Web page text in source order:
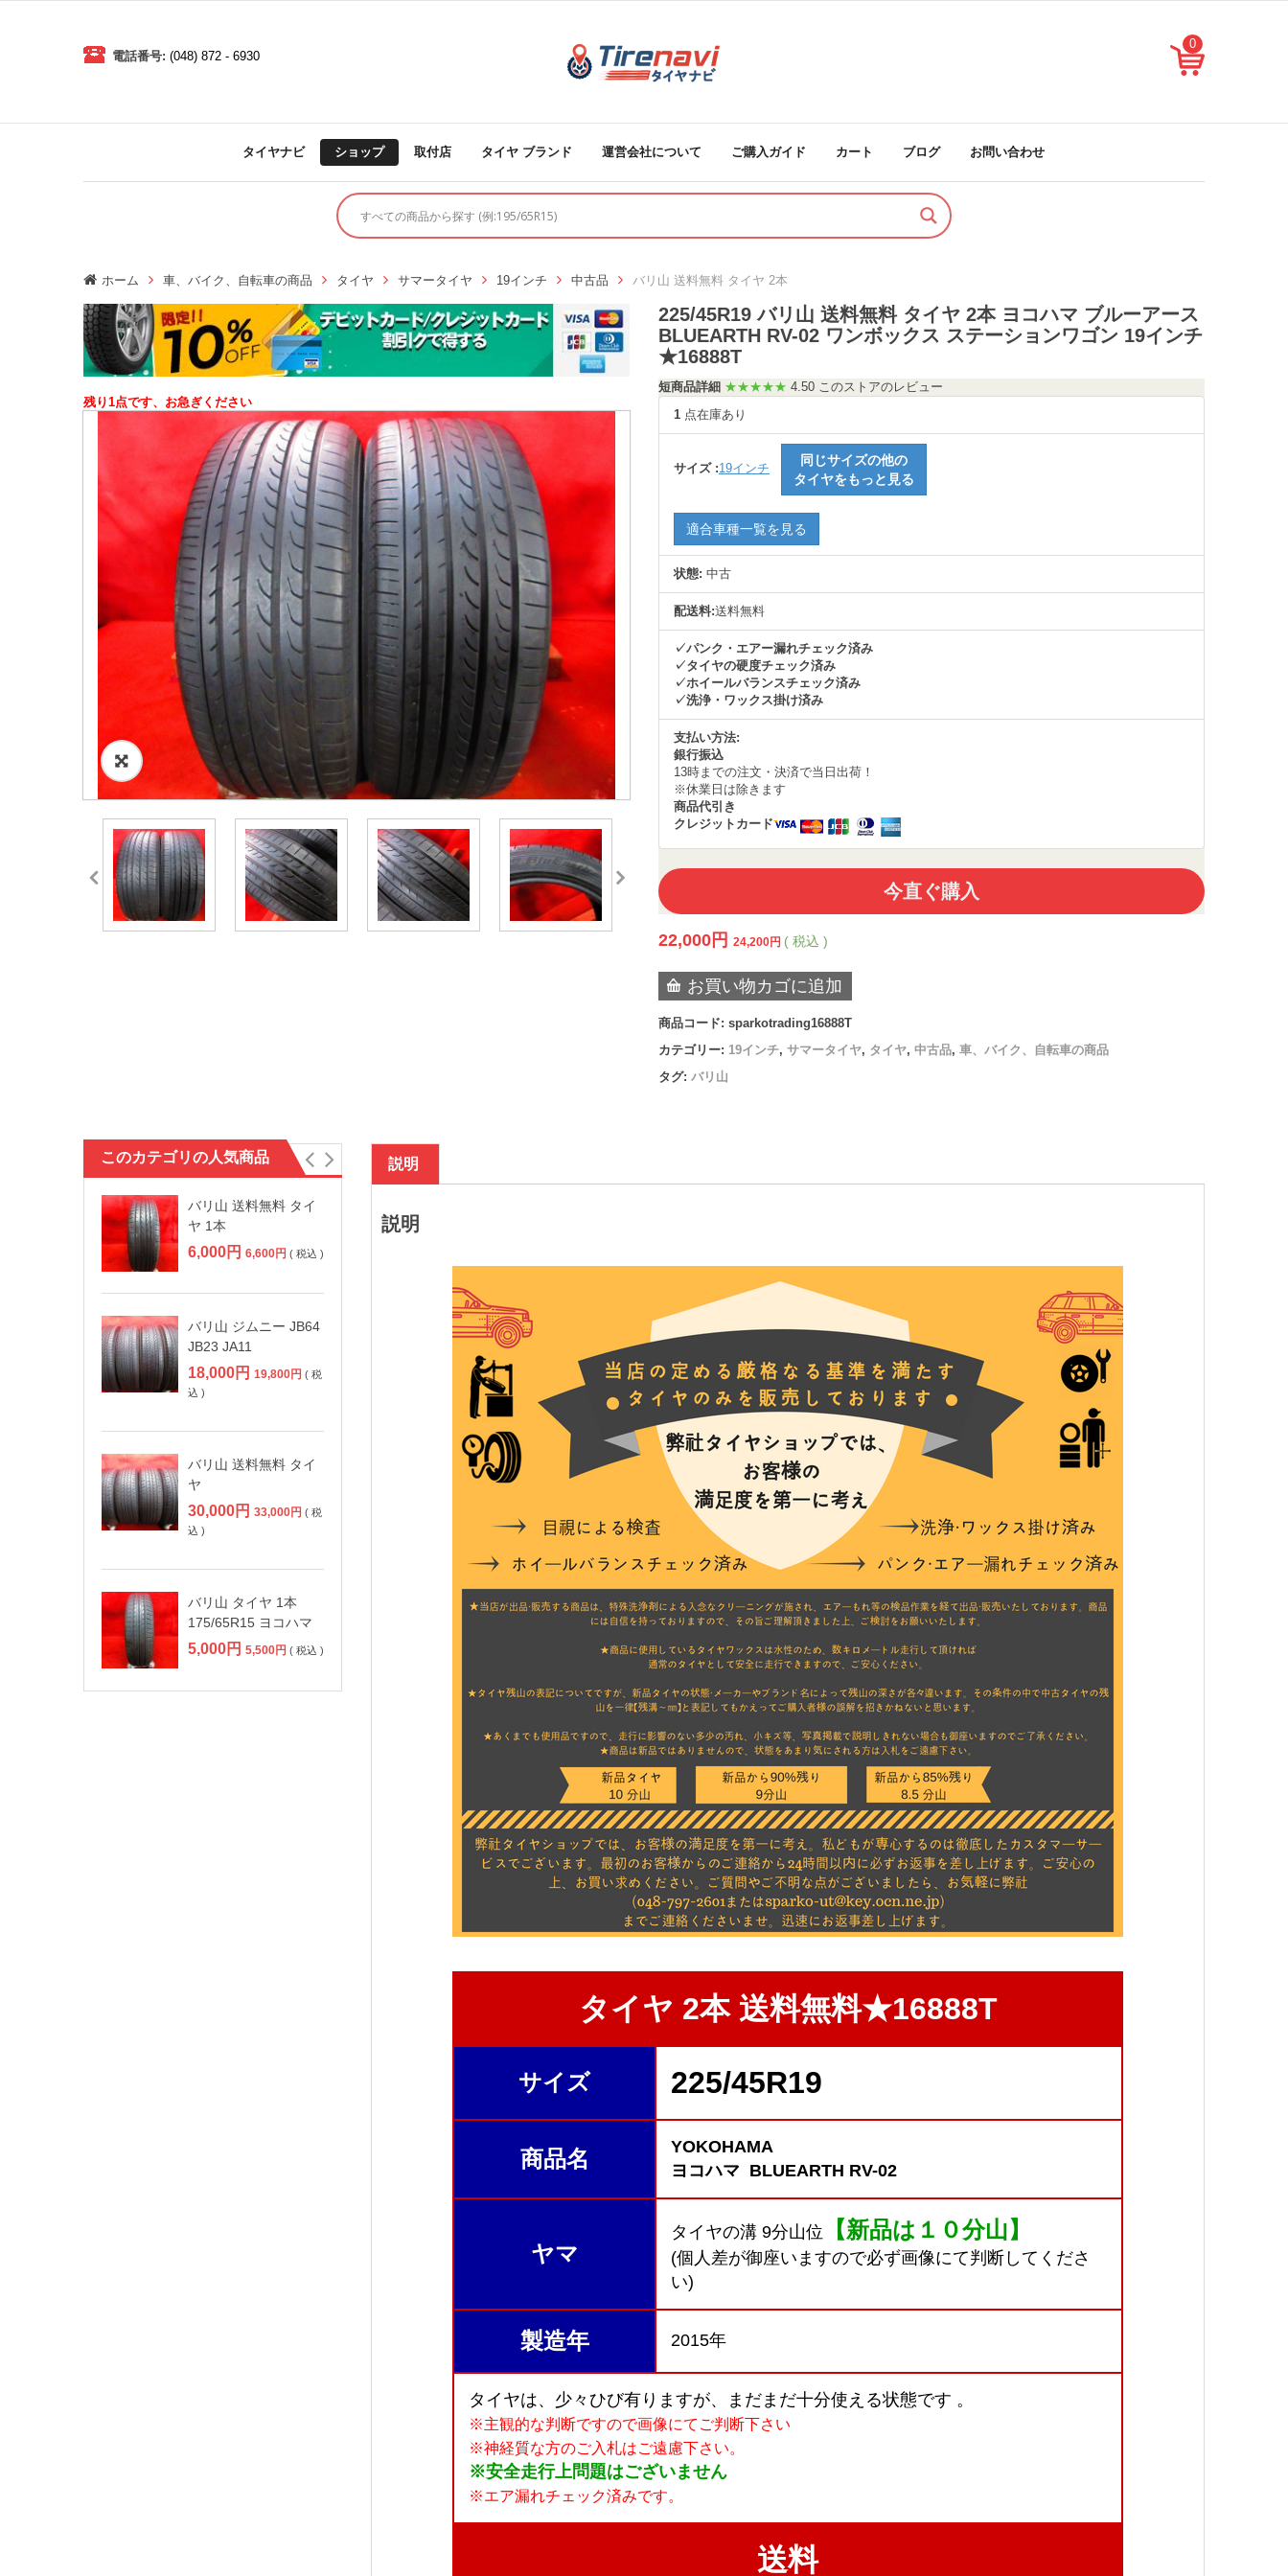
0
電話番号: (048) 872 - 6930
タイヤナビ ショップ 取付店 タイヤ ブランド 運営会社について ご購入ガイド カート ブログ お問い合わせ
ホーム 車、バイク、自転車の商品 タイヤ サマータイヤ 19インチ 中古品 バリ山 送料無料 タイヤ 2本
残り1点です、お急ぎください
225/45R19 バリ山 送料無料 タイヤ 2本 ヨコハマ ブルーアース
BLUEARTH RV-02 ワンボックス ステーションワゴン 19インチ
★16888T
短商品詳細 ★★★★★ 4.50 このストアのレビュー
1 点在庫あり
サイズ :19インチ
同じサイズの他の
タイヤをもっと見る
適合車種一覧を見る
状態: 中古
配送料:送料無料
✓パンク・エアー漏れチェック済み
✓タイヤの硬度チェック済み
✓ホイールバランスチェック済み
✓洗浄・ワックス掛け済み
支払い方法:
銀行振込
13時までの注文・決済で当日出荷！
※休業日は除きます
商品代引き
クレジットカード
今直ぐ購入
22,000 円 24,200円 ( 税込 )
お買い物カゴに追加
商品コード: sparkotrading16888T
カテゴリー: 19インチ, サマータイヤ, タイヤ, 中古品, 車、バイク、自転車の商品
タグ: バリ山
このカテゴリの人気商品
バリ山 送料無料 タイ
ヤ 1本
6,000円 6,600円 ( 税込 )
バリ山 ジムニー JB64
JB23 JA11
18,000円 19,800円 ( 税
込 )
バリ山 送料無料 タイ
ヤ
30,000円 33,000円 ( 税
込 )
バリ山 タイヤ 1本
175/65R15 ヨコハマ
5,000円 5,500円 ( 税込 )
説明
説明
タイヤ 2本 送料無料★16888T
サイズ 225/45R19
商品名
YOKOHAMA
ヨコハマ BLUEARTH RV-02
ヤマ
タイヤの溝 9分山位 【新品は１０分山】
(個人差が御座いますので必ず画像にて判断してくださ
い)
製造年 2015年
タイヤは、少々ひび有りますが、まだまだ十分使える状態です 。
※主観的な判断ですので画像にてご判断下さい
※神経質な方のご入札はご遠慮下さい。
※安全走行上問題はございません
※エア漏れチェック済みです。
送料